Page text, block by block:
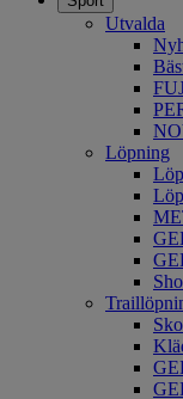
Utvalda
Löpning